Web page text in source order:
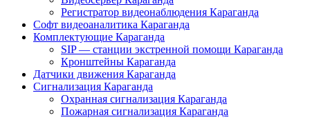
Регистратор видеонаблюдения Караганда
Софт видеоаналитика Караганда
Комплектующие Караганда
SIP — станции экстренной помощи Караганда
Кронштейны Караганда
Датчики движения Караганда
Сигнализация Караганда
Охранная сигнализация Караганда
Пожарная сигнализация Караганда